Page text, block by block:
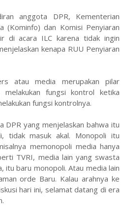
anggota DPR, Kementerian
(Kominfo) dan Komisi Penyiaran
di acara ILC karena tidak ingin
kenapa RUU Penyiaran
atau media merupakan pilar
fungsi kontrol ketika
fungsi kontrolnya.
DPR yang menjelaskan bahwa itu
tidak masuk akal. Monopoli itu
memonopoli media hanya
TVRI, media lain yang swasta
itu baru monopoli. Atau media lain
orde Baru. Kalau arahnya ke
hari ini, selamat datang di era